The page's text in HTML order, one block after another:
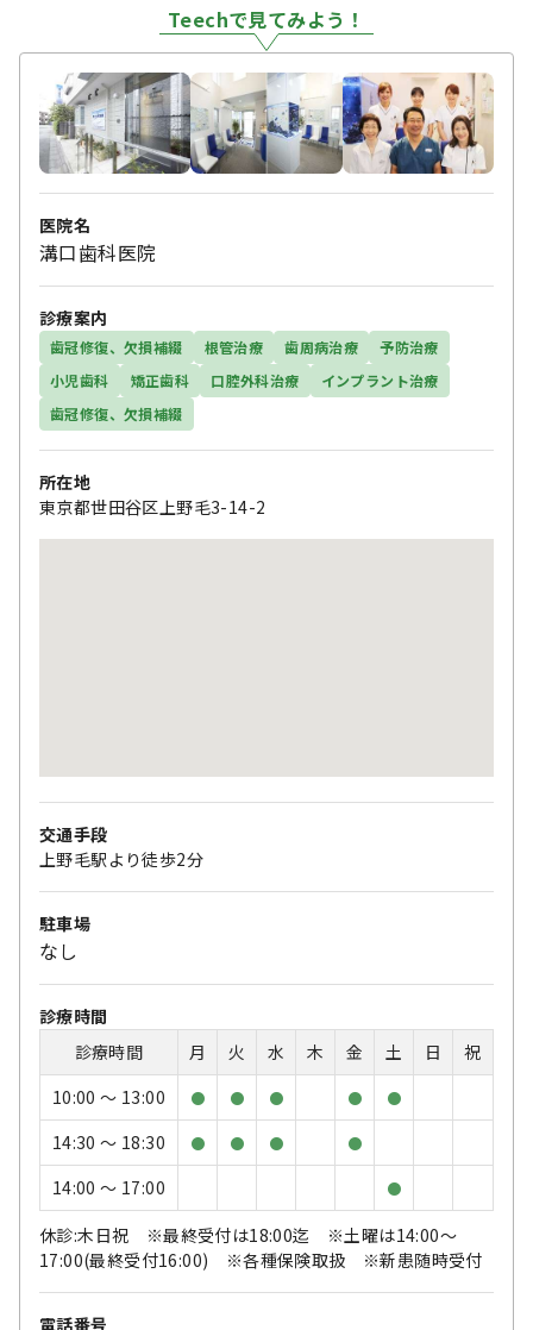
Teechで見てみよう！
医院名
溝口歯科医院
診療案内
歯冠修復、欠損補綴 根管治療 歯周病治療
予防治療
小児歯科
矯正歯科 口腔外科治療
インプラント治療
歯冠修復、欠損補綴
所在地
東京都世田谷区上野毛3-14-2
交通手段
上野毛駅より徒歩2分
駐車場
なし
診療時間
診療時間
月 火 水 木 金 土 日
祝
10:00 〜 13:00
● ● ● ● ●
14:30 〜 18:30 ● ● ● ●
14:00 〜 17:00 ●
休診:木日祝 ※最終受付は18:00迄 ※土曜は14:00～
17:00(最終受付16:00) ※各種保険取扱 ※新患随時受付
電話番号